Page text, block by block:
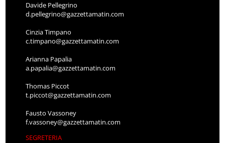
Davide Pellegrino
d.pellegrino@gazzettamatin.com
Cinzia Timpano
c.timpano@gazzettamatin.com
Arianna Papalia
a.papalia@gazzettamatin.com
Thomas Piccot
t.piccot@gazzettamatin.com
Fausto Vassoney
f.vassoney@gazzettamatin.com
SEGRETERIA